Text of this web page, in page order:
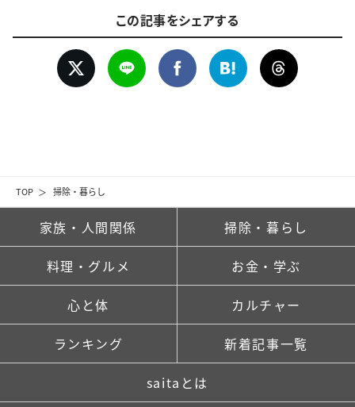
TOP 掃除・暮らし
この記事をシェアする
家族・人間関係 掃除・暮らし
料理・グルメ お金・学ぶ
心と体 カルチャー
ランキング 新着記事一覧
saitaとは